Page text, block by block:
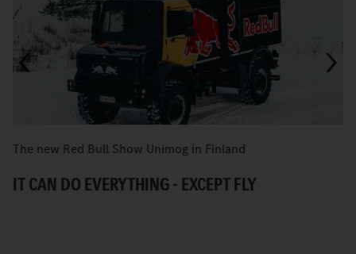
The new Red Bull Show Unimog in Finland
IT CAN DO EVERYTHING - EXCEPT FLY